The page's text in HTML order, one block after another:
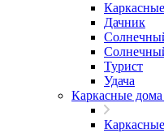
Дачник
Турист
Удача
Каркасные